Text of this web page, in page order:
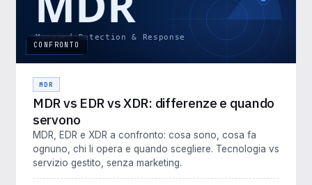
CONFRONTO
MDR
MDR vs EDR vs XDR: differenze e quando
servono
MDR, EDR e XDR a confronto: cosa sono, cosa fa
ognuno, chi li opera e quando scegliere. Tecnologia vs
servizio gestito, senza marketing.